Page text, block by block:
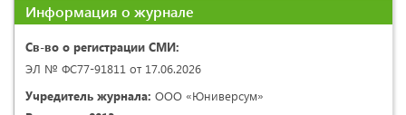
Информация о журнале
Св-во о регистрации СМИ:
ЭЛ № ФС77-91811 от 17.06.2026
Учредитель журнала: ООО «Юниверсум»